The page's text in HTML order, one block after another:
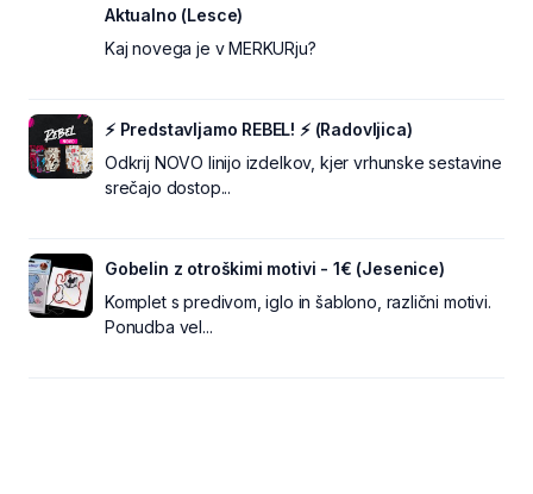
Aktualno (Lesce)
Kaj novega je v MERKURju?
⚡ Predstavljamo REBEL! ⚡ (Radovljica)
Odkrij NOVO linijo izdelkov, kjer vrhunske sestavine
srečajo dostop...
Gobelin z otroškimi motivi - 1€ (Jesenice)
Komplet s predivom, iglo in šablono, različni motivi.
Ponudba vel...